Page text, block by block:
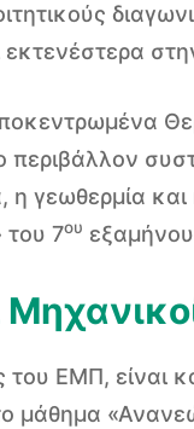
περιβάλλον
γεωθερμία
του 7ου
του ΕΜΠ,
μάθημα